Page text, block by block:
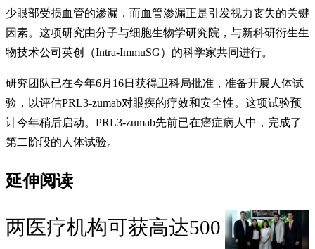
少眼部受损血管的渗漏，而血管渗漏正是引发视力丧失的关键
因素。这项研究由分子与细胞生物学研究院，与新科研衍生生
物技术公司英创（Intra-ImmuSG）的科学家共同进行。
研究团队已在今年6月16日获得卫科局批准，准备开展人体试
验，以评估PRL3-zumab对眼疾的疗效和安全性。这项试验预
计今年稍后启动。PRL3-zumab先前已在癌症病人中，完成了
第二阶段的人体试验。
延伸阅读
两医疗机构可获高达500